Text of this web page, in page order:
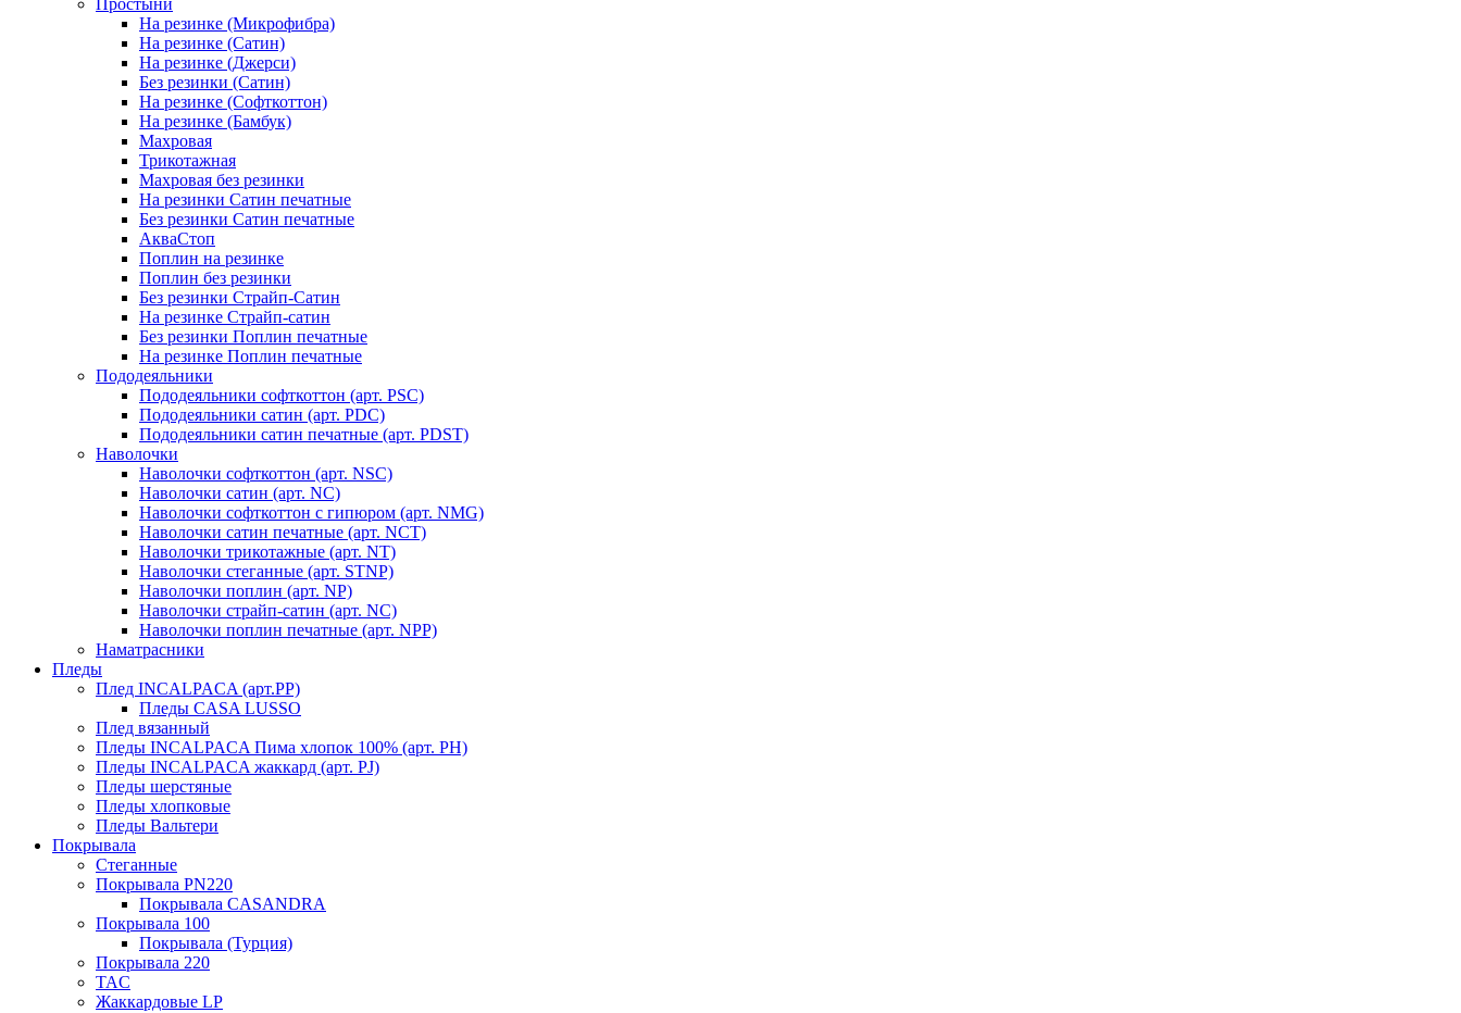
Простыни
На резинке (Микрофибра)
На резинке (Сатин)
На резинке (Джерси)
Без резинки (Сатин)
На резинке (Софткоттон)
На резинке (Бамбук)
Махровая
Трикотажная
Махровая без резинки
На резинки Сатин печатные
Без резинки Сатин печатные
АкваСтоп
Поплин на резинке
Поплин без резинки
Без резинки Страйп-Сатин
На резинке Страйп-сатин
Без резинки Поплин печатные
На резинке Поплин печатные
Пододеяльники
Пододеяльники софткоттон (арт. PSC)
Пододеяльники сатин (арт. PDC)
Пододеяльники сатин печатные (арт. PDST)
Наволочки
Наволочки софткоттон (арт. NSC)
Наволочки сатин (арт. NC)
Наволочки софткоттон с гипюром (арт. NMG)
Наволочки сатин печатные (арт. NCT)
Наволочки трикотажные (арт. NT)
Наволочки стеганные (арт. STNP)
Наволочки поплин (арт. NP)
Наволочки страйп-сатин (арт. NC)
Наволочки поплин печатные (арт. NPP)
Наматрасники
Пледы
Плед INCALPACA (арт.PP)
Пледы CASA LUSSO
Плед вязанный
Пледы INCALPACA Пима хлопок 100% (арт. PH)
Пледы INCALPACA жаккард (арт. PJ)
Пледы шерстяные
Пледы хлопковые
Пледы Вальтери
Покрывала
Стеганные
Покрывала PN220
Покрывала CASANDRA
Покрывала 100
Покрывала (Турция)
Покрывала 220
TAC
Жаккардовые LP